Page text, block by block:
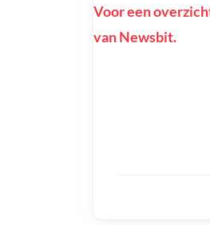
Voor een
van Newsbit.